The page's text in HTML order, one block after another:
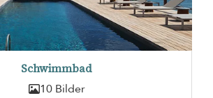
Schwimmbad
10 Bilder